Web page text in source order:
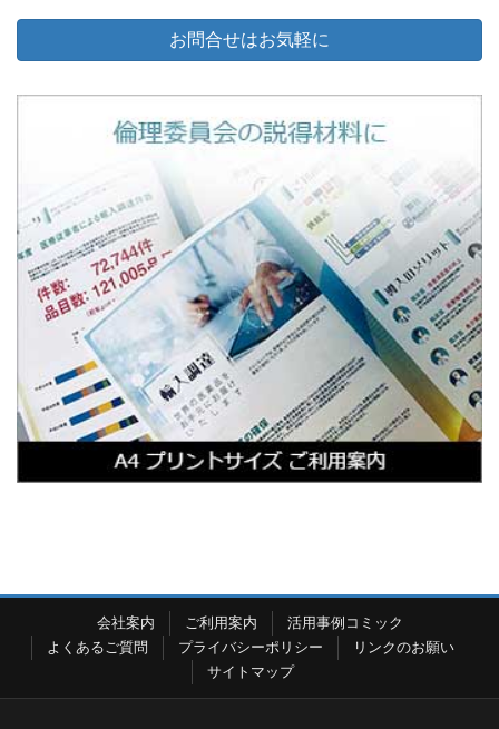
お問合せはお気軽に
会社案内 ご利用案内
活用事例コミック
よくあるご質問
プライバシーポリシー
リンクのお願い
サイトマップ